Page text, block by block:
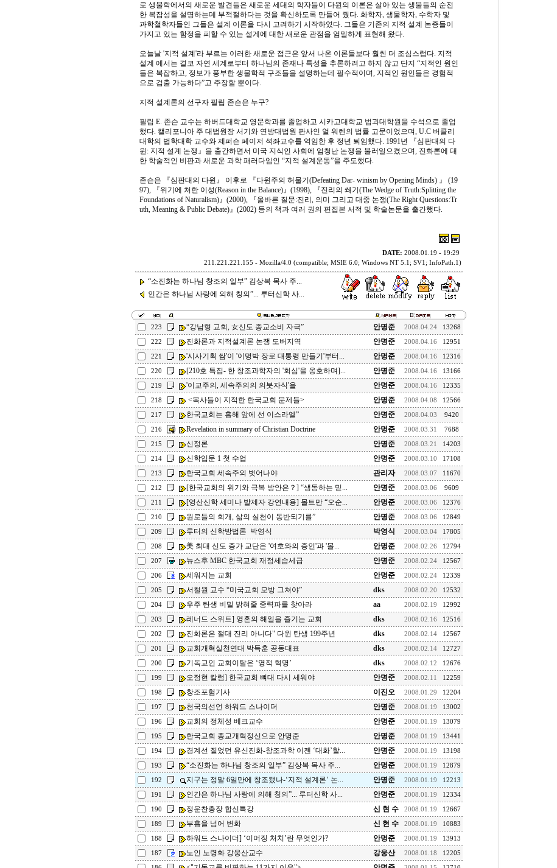
로 생물학에서의 새로운 발견들은 새로운 세대의 학자들이 다윈의 이론은 살아 있는 생물들의 순전
한 복잡성을 설명하는데 부적절하다는 것을 확신하도록 만들어 줬다. 화학자, 생물학자, 수학자 및
과학철학자들인 그들은 설계 이론을 다시 고려하기 시작하였다. 그들은 기존의 지적 설계 논증들이
가지고 있는 함정을 피할 수 있는 설계에 대한 새로운 관점을 엄밀하게 표현해 왔다.
오늘날 '지적 설계'라 부르는 이러한 새로운 접근은 앞서 나온 이론들보다 훨씬 더 조심스럽다. 지적
설계 에서는 결코 자연 세계로부터 하나님의 존재나 특성을 추론하려고 하지 않고 단지 “지적인 원인
들은 복잡하고, 정보가 풍부한 생물학적 구조들을 설명하는데 필수적이며, 지적인 원인들은 경험적
으로 검출 가능하다”고 주장할 뿐이다.
지적 설계론의 선구자 필립 존슨은 누구?
필립 E. 존슨 교수는 하버드대학교 영문학과를 졸업하고 시카고대학교 법과대학원을 수석으로 졸업
했다. 캘리포니아 주 대법원장 서기와 연방대법원 판사인 얼 워렌의 법률 고문이었으며, U.C 버클리
대학의 법학대학 교수와 제퍼슨 페이저 석좌교수를 역임한 후 정년 퇴임했다. 1991년 『심판대의 다
윈: 지적 설계 논쟁』을 출간하면서 미국 지식인 사회에 엄청난 논쟁을 불러일으켰으며, 진화론에 대
한 학술적인 비판과 새로운 과학 패러다임인 “지적 설계운동”을 주도했다.
존슨은 『심판대의 다윈』 이후로 『다윈주의 허물기(Defeating Dar- winism by Opening Minds) 』 (19
97), 『위기에 처한 이성(Reason in the Balance)』(1998), 『진리의 쐐기(The Wedge of Truth:Splitting the
Foundations of Naturalism)』(2000), 『올바른 질문:진리, 의미 그리고 대중 논쟁(The Right Questions:Tr
uth, Meaning & Public Debate)』(2002) 등의 책과 여러 권의 편집본 서적 및 학술논문을 출간했다.
DATE: 2008.01.19 - 19:29
211.221.221.155 - Mozilla/4.0 (compatible; MSIE 6.0; Windows NT 5.1; SV1; InfoPath.1)
“소진화는 하나님 창조의 일부” 김상복 목사 주...
인간은 하나님 사랑에 의해 칭의”... 루터신학 사...
223 “강남형 교회, 女신도 종교소비 자극” 안명준 2008.04.24 13268
222 진화론과 지적설계론 논쟁 도버지역 안명준 2008.04.16 12951
221 '시사기획 쌈'이 '이명박 장로 대통령 만들기'부터... 안명준 2008.04.16 12316
220 [210호 특집- 한 창조과학자의 '회심'을 옹호하며]... 안명준 2008.04.16 13166
219 '이교주의, 세속주의의 의붓자식'을 안명준 2008.04.16 12335
218 <목사들이 지적한 한국교회 문제들> 안명준 2008.04.08 12566
217 한국교회는 홍해 앞에 선 이스라엘” 안명준 2008.04.03 9420
216 Revelation in summary of Christian Doctrine 안명준 2008.03.31 7688
215 신정론 안명준 2008.03.21 14203
214 신학입문 1 첫 수업 안명준 2008.03.10 17108
213 한국교회 세속주의 벗어나야 관리자 2008.03.07 11670
212 [한국교회의 위기와 극복 방안은？] “생동하는 믿... 안명준 2008.03.06 9609
211 [영산신학 세미나 발제자 강연내용] 몰트만 “오순... 안명준 2008.03.06 12376
210 원로들의 회개, 삶의 실천이 동반되기를” 안명준 2008.03.06 12849
209 루터의 신학방법론 박영식 박영식 2008.03.04 17805
208 美 최대 신도 증가 교단은 '여호와의 증인'과 '몰... 안명준 2008.02.26 12794
207 뉴스후 MBC 한국교회 재정세습세급 안명준 2008.02.24 12567
206 세워지는 교회 안명준 2008.02.24 12339
205 서철원 교수 “미국교회 모방 그쳐야” dks 2008.02.20 12532
204 우주 탄생 비밀 밝혀줄 중력파를 찾아라 aa 2008.02.19 12992
203 레너드 스위트] 영혼의 해일을 즐기는 교회 dks 2008.02.16 12516
202 진화론은 절대 진리 아니다" 다윈 탄생 199주년 dks 2008.02.14 12567
201 교회개혁실천연대 박득훈 공동대표 dks 2008.02.14 12727
200 기독교인 교회이탈은 ‘영적 혁명’ dks 2008.02.12 12676
199 오정현 칼럼] 한국교회 뼈대 다시 세워야 안명준 2008.02.11 12259
198 창조포험기사 이진오 2008.01.29 12204
197 천국의선언 하워드 스나이더 안명준 2008.01.19 13002
196 교회의 정체성 베크교수 안명준 2008.01.19 13079
195 한국교회 종교개혁정신으로 안명준 안명준 2008.01.19 13441
194 경계선 짙었던 유신진화-창조과학 이젠 ‘대화’할... 안명준 2008.01.19 13198
193 “소진화는 하나님 창조의 일부” 김상복 목사 주... 안명준 2008.01.19 12879
192 지구는 정말 6일만에 창조됐나-‘지적 설계론’ 논... 안명준 2008.01.19 12213
191 인간은 하나님 사랑에 의해 칭의”... 루터신학 사... 안명준 2008.01.19 12334
190 정운찬총장 합신특강 신 현 수 2008.01.19 12667
189 부흥을 넘어 변화 신 현 수 2008.01.19 10883
188 하워드 스나이더] ‘이머징 처치’란 무엇인가? 안명준 2008.01.19 13913
187 노인 노령화 강웅산교수 강웅산 2008.01.18 12205